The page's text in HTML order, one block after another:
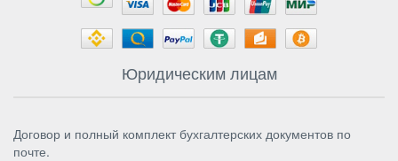
Юридическим лицам
Договор и полный комплект бухгалтерских документов по
почте.